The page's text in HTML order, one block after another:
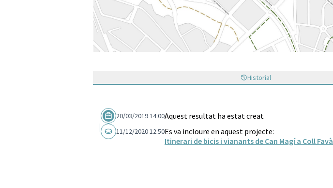
Historial
20/03/2019 14:00Aquest resultat ha estat creat
11/12/2020 12:50Es va incloure en aquest projecte:
Itinerari de bicis i vianants de Can Magí a Coll Favà